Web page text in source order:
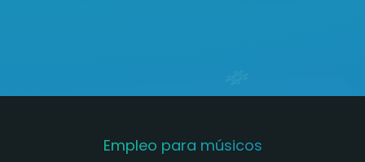
Empleo para músicos